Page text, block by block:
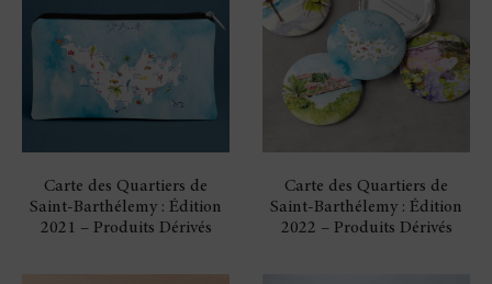
Carte des Quartiers de
Saint-Barthélemy : Édition
2021 – Produits Dérivés
Carte des Quartiers de
Saint-Barthélemy : Édition
2022 – Produits Dérivés